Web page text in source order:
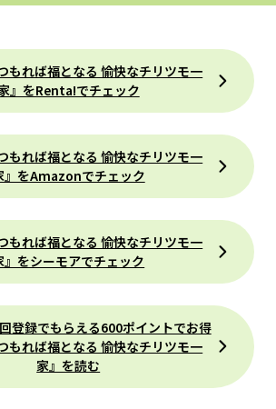
もれば福となる 愉快なチリツモ一
』をRenta!でチェック
もれば福となる 愉快なチリツモ一
』をAmazonでチェック
もれば福となる 愉快なチリツモ一
』をシーモアでチェック
登録でもらえる600ポイントでお得
もれば福となる 愉快なチリツモ一
家』を読む